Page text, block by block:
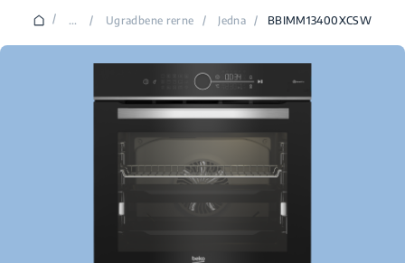
/ ... / Ugradbene rerne / Jedna / BBIMM13400XCSW